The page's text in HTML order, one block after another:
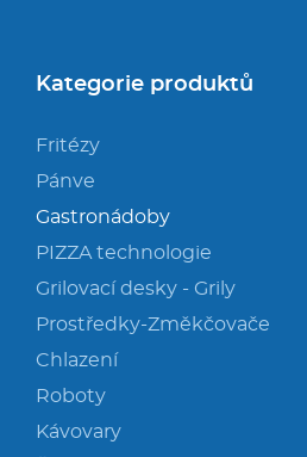
Kategorie produktů
Fritézy
Pánve
Gastronádoby
PIZZA technologie
Grilovací desky - Grily
Prostředky-Změkčovače
Chlazení
Roboty
Kávovary